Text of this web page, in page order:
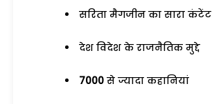
सरिता मैगजीन का सारा कंटेंट
देश विदेश के राजनैतिक मुद्दे
7000 से ज्यादा कहानियां